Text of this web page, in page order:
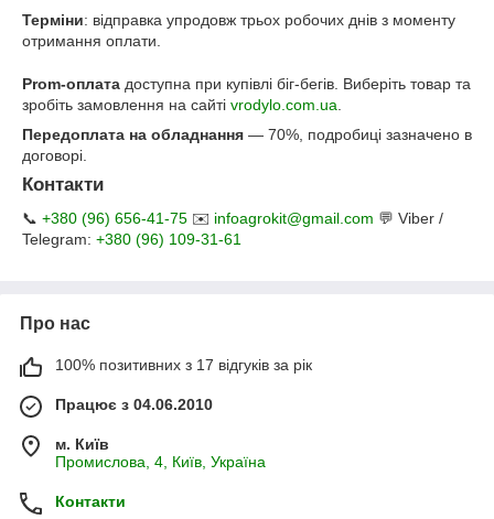
Терміни: відправка упродовж трьох робочих днів з моменту
отримання оплати.
Prom-оплата доступна при купівлі біг-бегів. Виберіть товар та
зробіть замовлення на сайті vrodylo.com.ua
Передоплата на обладнання — 70%, подробиці зазначено в
договорі.
Контакти
📞 +380 (96) 656-41-75 ✉️ infoagrokit@gmail.com 💬 Viber /
Telegram: +380 (96) 109-31-61
Про нас
100% позитивних з 17 відгуків за рік
Працює з 04.06.2010
м. Київ
Промислова, 4, Київ, Україна
Контакти